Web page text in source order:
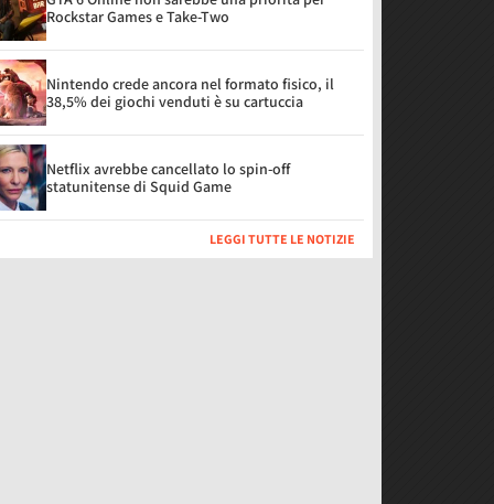
Rockstar Games e Take-Two
Nintendo crede ancora nel formato fisico, il
38,5% dei giochi venduti è su cartuccia
Netflix avrebbe cancellato lo spin-off
statunitense di Squid Game
LEGGI TUTTE LE NOTIZIE